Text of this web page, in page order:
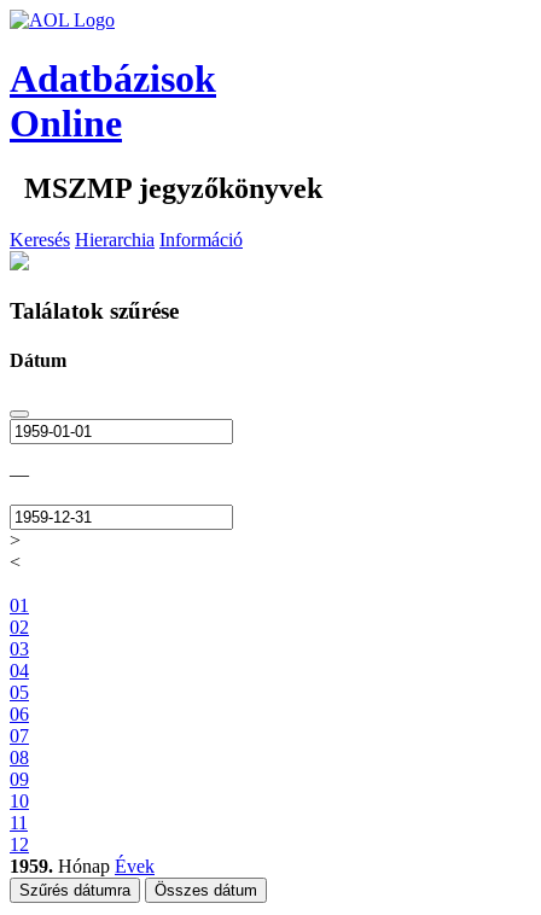
Adatbázisok
Online
MSZMP jegyzőkönyvek
Keresés Hierarchia Információ
Találatok szűrése
Dátum
—
>
<
01
02
03
04
05
06
07
08
09
10
11
12
1959. Hónap Évek
Szűrés dátumra Összes dátum